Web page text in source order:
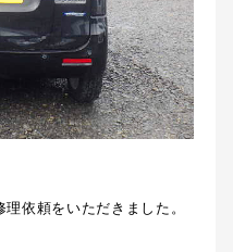
依頼をいただきました。